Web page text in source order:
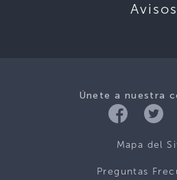
Avisos
Únete a nuestra
Mapa del
Preguntas